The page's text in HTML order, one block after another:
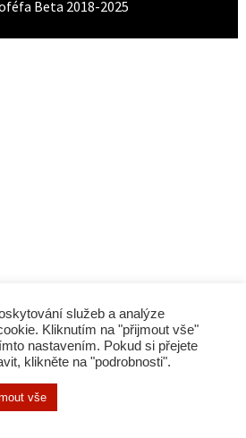
Beta 2018-2025
služeb a analýze
Kliknutím na "přijmout vše"
nastavením. Pokud si přejete
klikněte na "podrobnosti".
vše